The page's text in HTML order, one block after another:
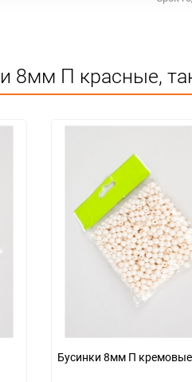
1
упак
8мм П красные,
Бусинки 8мм П кремовые